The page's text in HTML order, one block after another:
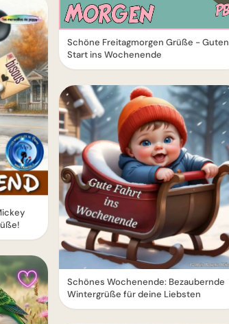
Schöne Freitagmorgen Grüße - Guten
Start ins Wochenende
Schönes Wochenende: Bezaubernde
Wintergrüße für deine Liebsten